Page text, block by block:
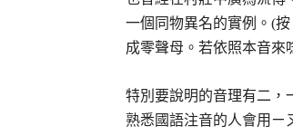
一個同物異名的實例。(
成零聲母。若依照本音來
特別要說明的音理有二，
熟悉國語注音的人會用ㄧ